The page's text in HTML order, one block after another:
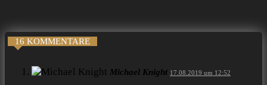
16 KOMMENTARE
Michael Knight 17.08.2019 um 12:52